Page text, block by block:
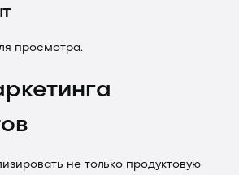
просмотра.
не только продуктовую